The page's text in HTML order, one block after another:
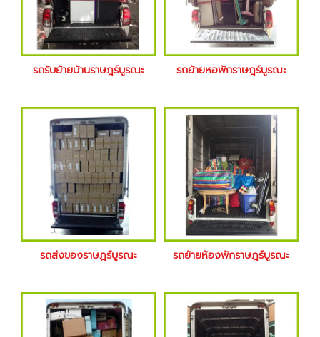
รถรับย้ายบ้านราษฎร์บูรณะ รถย้ายหอพักราษฎร์บูรณะ
รถส่งของราษฎร์บูรณะ รถย้ายห้องพักราษฎร์บูรณะ